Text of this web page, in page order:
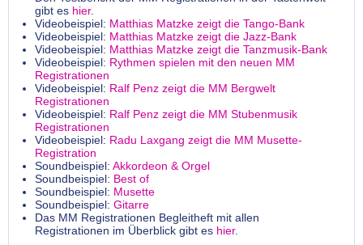
gibt es hier.
Videobeispiel: Matthias Matzke zeigt die Tango-Bank
Videobeispiel: Matthias Matzke zeigt die Jazz-Bank
Videobeispiel: Matthias Matzke zeigt die Tanzmusik-Bank
Videobeispiel: Rythmen spielen mit den neuen MM
Registrationen
Videobeispiel: Ralf Penz zeigt die MM Bergwelt
Registrationen
Videobeispiel: Ralf Penz zeigt die MM Stubenmusik
Registrationen
Videobeispiel: Radu Laxgang zeigt die MM Musette-
Registration
Soundbeispiel: Akkordeon & Orgel
Soundbeispiel: Best of
Soundbeispiel: Musette
Soundbeispiel: Gitarre
Das MM Registrationen Begleitheft mit allen
Registrationen im Überblick gibt es hier.